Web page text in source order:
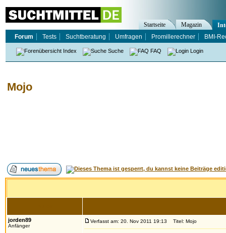
Mojo
jorden89
Anfänger
Verfasst am: 20. Nov 2011 19:13 Titel: Mojo
Startseite Magazin
Forum
Tests Suchtberatung Umfragen Promillerechner BMI-
Index Suche FAQ Login